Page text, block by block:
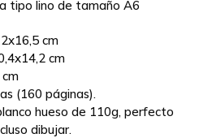
tipo lino de tamaño A6
cm
cm
(160 páginas).
hueso de 110g, perfecto
dibujar.